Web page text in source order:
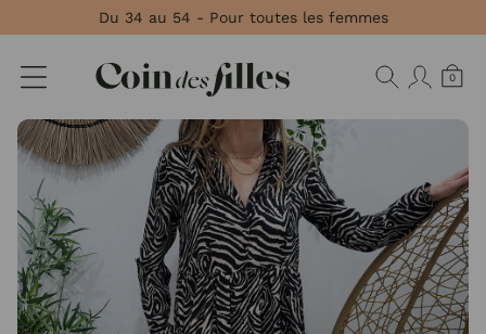
Du 34 au 54 - Pour toutes les femmes
0
Panneau de gestion des cookies